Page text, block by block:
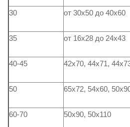
30 от 30х50 до 40х60
35 от 16х28 до 24х43
40-45 42х70, 44х71,
50 65х72, 54х60,
60-70 50х90, 50х110